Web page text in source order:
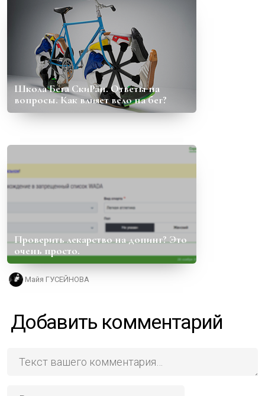
Школа Бега СкиРан. Ответы на
вопросы. Как влияет вело на бег?
Проверить лекарство на допинг? Это
очень просто.
Майя ГУСЕЙНОВА
Добавить комментарий